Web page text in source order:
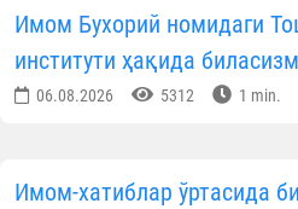
Имом Бухорий номидаги
институти ҳақида
06.08.2026 5312 1 min.
Имом-хатиблар ўртасида